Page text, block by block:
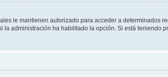
le mantienen autorizado para acceder a determinados
administración ha habilitado la opción. Si está teniendo